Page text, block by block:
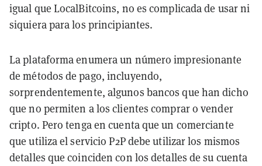
igual que LocalBitcoins, no es complicada de usar ni
siquiera para los principiantes.
La plataforma enumera un número impresionante
de métodos de pago, incluyendo,
sorprendentemente, algunos bancos que han dicho
que no permiten a los clientes comprar o vender
cripto. Pero tenga en cuenta que un comerciante
que utiliza el servicio P2P debe utilizar los mismos
detalles que coinciden con los detalles de su cuenta